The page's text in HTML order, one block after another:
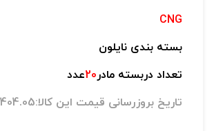
CNG
بسته بندی نایلون
تعداد دربسته مادر20عدد
تاریخ بروزرسانی قیمت این کالا:404.05